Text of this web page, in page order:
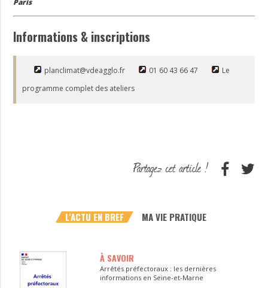
Paris
Informations & inscriptions
planclimat@vdeagglo.fr 01 60 43 66 47
Le
programme complet des ateliers
L'ACTU EN BREF MA VIE PRATIQUE
À SAVOIR
Arrêtés préfectoraux : les dernières
informations en Seine-et-Marne